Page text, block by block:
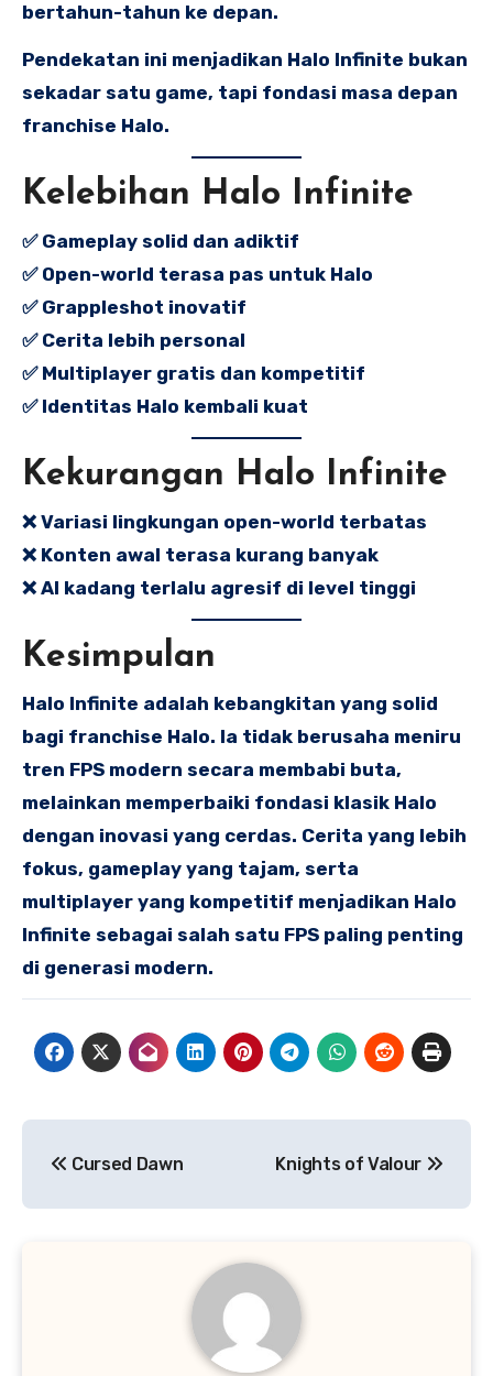
bertahun-tahun ke depan.
Pendekatan ini menjadikan Halo Infinite bukan
sekadar satu game, tapi fondasi masa depan
franchise Halo.
Kelebihan Halo Infinite
✅ Gameplay solid dan adiktif
✅ Open-world terasa pas untuk Halo
✅ Grappleshot inovatif
✅ Cerita lebih personal
✅ Multiplayer gratis dan kompetitif
✅ Identitas Halo kembali kuat
Kekurangan Halo Infinite
❌ Variasi lingkungan open-world terbatas
❌ Konten awal terasa kurang banyak
❌ AI kadang terlalu agresif di level tinggi
Kesimpulan
Halo Infinite adalah kebangkitan yang solid
bagi franchise Halo. Ia tidak berusaha meniru
tren FPS modern secara membabi buta,
melainkan memperbaiki fondasi klasik Halo
dengan inovasi yang cerdas. Cerita yang lebih
fokus, gameplay yang tajam, serta
multiplayer yang kompetitif menjadikan Halo
Infinite sebagai salah satu FPS paling penting
di generasi modern.
Cursed Dawn Knights of Valour